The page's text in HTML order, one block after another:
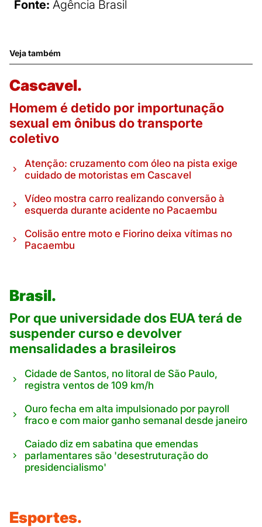
Fonte: Agência Brasil
Veja também
Cascavel.
Homem é detido por importunação
sexual em ônibus do transporte
coletivo
Atenção: cruzamento com óleo na pista exige
cuidado de motoristas em Cascavel
Vídeo mostra carro realizando conversão à
esquerda durante acidente no Pacaembu
Colisão entre moto e Fiorino deixa vítimas no
Pacaembu
Brasil.
Por que universidade dos EUA terá de
suspender curso e devolver
mensalidades a brasileiros
Cidade de Santos, no litoral de São Paulo,
registra ventos de 109 km/h
Ouro fecha em alta impulsionado por payroll
fraco e com maior ganho semanal desde janeiro
Caiado diz em sabatina que emendas
parlamentares são 'desestruturação do
presidencialismo'
Esportes.